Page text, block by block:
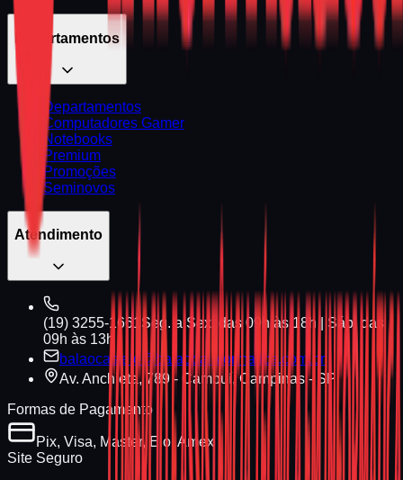
Departamentos
Departamentos
Computadores Gamer
Notebooks
Premium
Promoções
Seminovos
Atendimento
(19) 3255-1661 Seg. a Sex. das 09h às 18h | Sáb. das
09h às 13h
balaocastelo@balaodainformatica.com.br
Av. Anchieta, 789 - Cambuí, Campinas - SP
Formas de Pagamento
Pix, Visa, Master, Elo, Amex
Site Seguro